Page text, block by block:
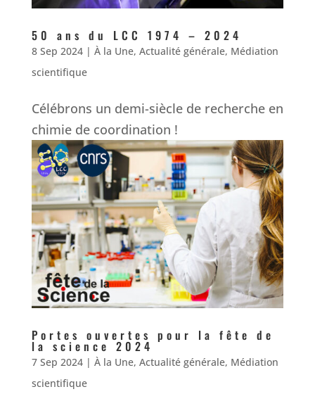
50 ans du LCC 1974 – 2024
8 Sep 2024| À la Une, Actualité générale, Médiation
scientifique
Célébrons un demi-siècle de recherche en
chimie de coordination !
Portes ouvertes pour la fête de
la science 2024
7 Sep 2024| À la Une, Actualité générale, Médiation
scientifique